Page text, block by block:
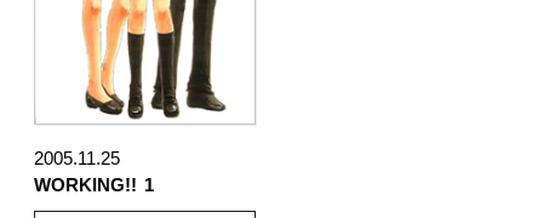
2005.11.25
WORKING!! 1